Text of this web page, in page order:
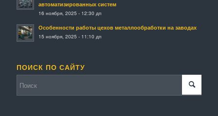
автоматизированных систем
16 ноября, 2025 - 12:30 дп
Особенности работы цехов металлообработки на заводах
15 ноября, 2025 - 11:10 дп
ПОИСК ПО САЙТУ